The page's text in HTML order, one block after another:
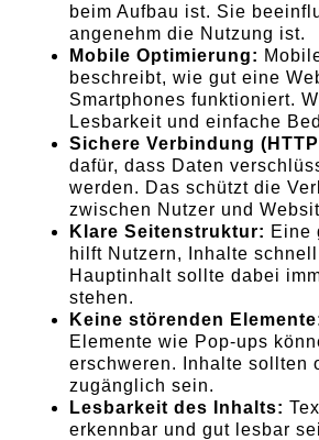
beim Aufbau ist. Sie
angenehm die Nutzung ist.
Mobile Optimierung:
beschreibt, wie gut eine
Smartphones funktioniert.
Lesbarkeit und einfache
Sichere Verbindung
dafür, dass Daten
werden. Das schützt die
zwischen Nutzer und
Klare Seitenstruktur: Eine
hilft Nutzern, Inhalte
Hauptinhalt sollte dabei
stehen.
Keine störenden
Elemente wie Pop-ups
erschweren. Inhalte sollten
zugänglich sein.
Lesbarkeit des Inhalts:
erkennbar und gut lesbar